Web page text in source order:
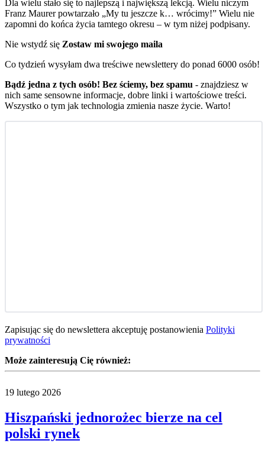
Dla wielu stało się to najlepszą i największą lekcją. Wielu niczym
Franz Maurer powtarzało „My tu jeszcze k… wrócimy!” Wielu nie
zapomni do końca życia tamtego okresu – w tym niżej podpisany.
Nie wstydź się Zostaw mi swojego maila
Co tydzień wysyłam dwa treściwe newslettery do ponad 6000 osób!
Bądź jedna z tych osób! Bez ściemy, bez spamu - znajdziesz w
nich same sensowne informacje, dobre linki i wartościowe treści.
Wszystko o tym jak technologia zmienia nasze życie. Warto!
Zapisując się do newslettera akceptuję postanowienia Polityki
prywatności
Może zainteresują Cię również:
19 lutego 2026
Hiszpański jednorożec bierze na cel
polski rynek